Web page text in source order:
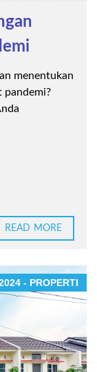
menentukan
pandemi?
READ MORE
- PROPERTI